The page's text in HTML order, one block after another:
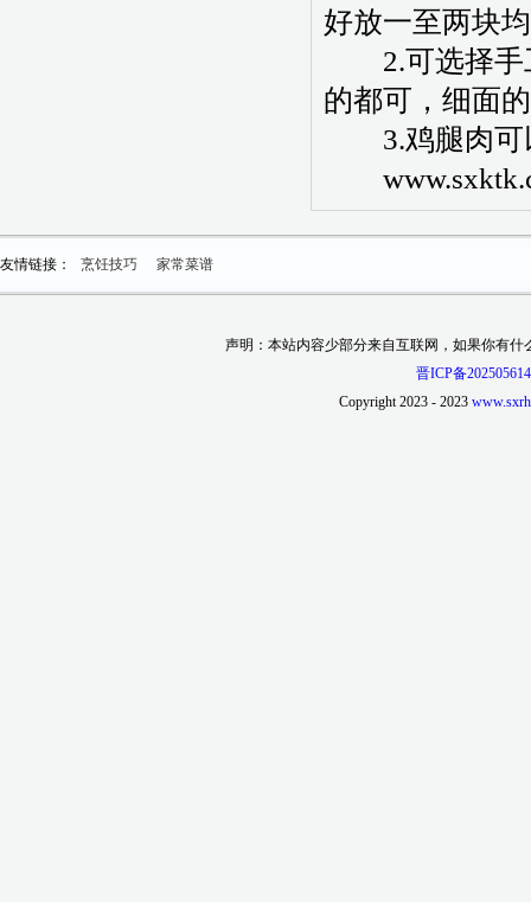
好放一至两块
2.可选择手
的都可，细面
3.鸡腿肉可
友情链接： 烹饪技巧 家常菜谱
声明：本站内容少部分来自互联网，如果你有
晋ICP备
Copyright 2023 - 2023